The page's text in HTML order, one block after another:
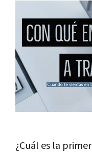
¿Cuál es la